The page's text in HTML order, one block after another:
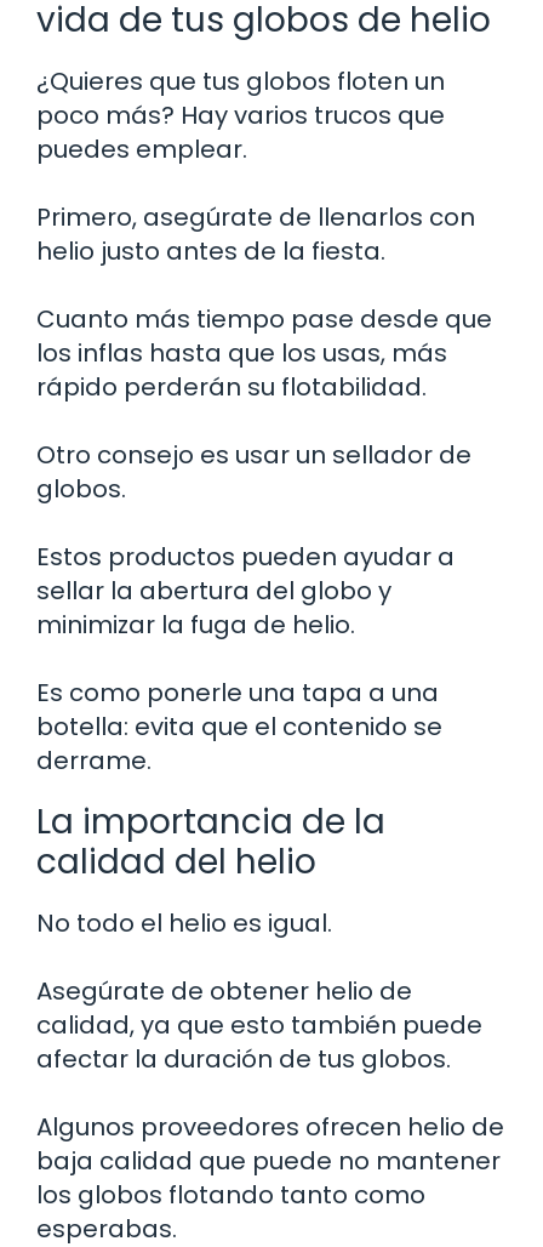
vida de tus globos de helio
¿Quieres que tus globos floten un
poco más? Hay varios trucos que
puedes emplear.
Primero, asegúrate de llenarlos con
helio justo antes de la fiesta.
Cuanto más tiempo pase desde que
los inflas hasta que los usas, más
rápido perderán su flotabilidad.
Otro consejo es usar un sellador de
globos.
Estos productos pueden ayudar a
sellar la abertura del globo y
minimizar la fuga de helio.
Es como ponerle una tapa a una
botella: evita que el contenido se
derrame.
La importancia de la
calidad del helio
No todo el helio es igual.
Asegúrate de obtener helio de
calidad, ya que esto también puede
afectar la duración de tus globos.
Algunos proveedores ofrecen helio de
baja calidad que puede no mantener
los globos flotando tanto como
esperabas.